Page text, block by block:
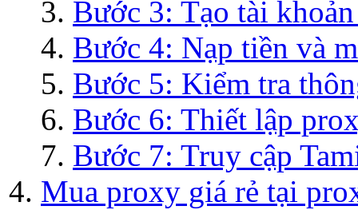
Bước 3: Tạo tài
Bước 4: Nạp tiền và
Bước 5: Kiểm tra
Bước 6: Thiết lập
Bước 7: Truy cập
Mua proxy giá rẻ tại